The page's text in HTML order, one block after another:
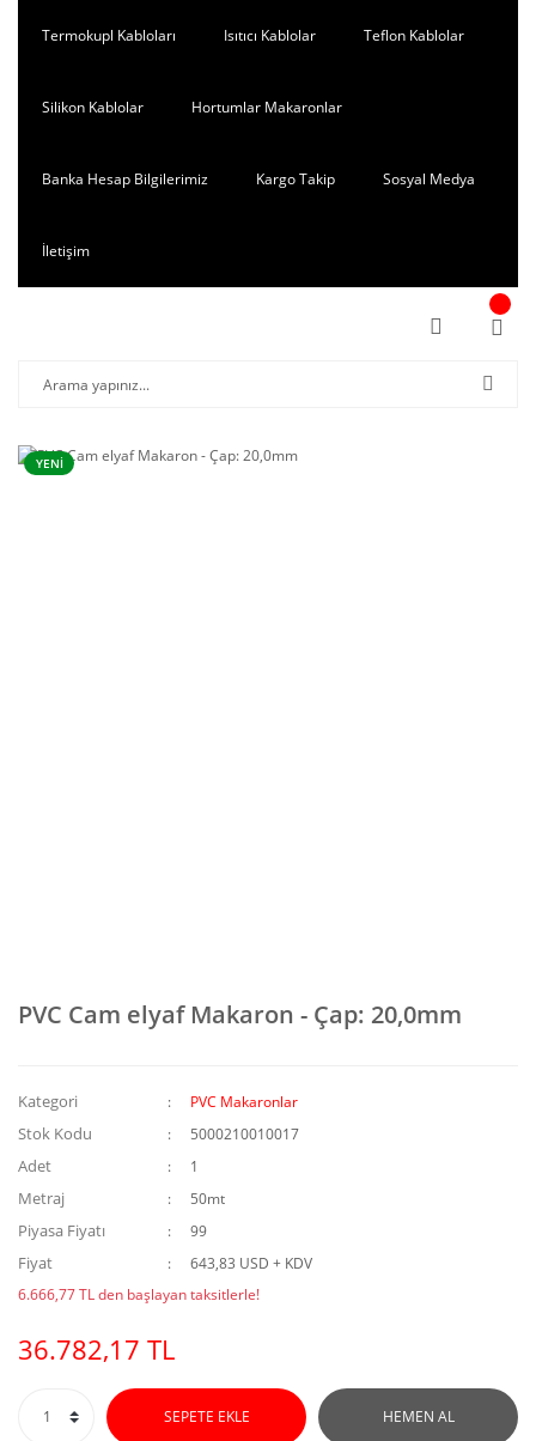
Termokupl Kabloları Isıtıcı Kablolar Teflon Kablolar
Silikon Kablolar Hortumlar Makaronlar
Banka Hesap Bilgilerimiz Kargo Takip Sosyal Medya
İletişim
YENİ
PVC Cam elyaf Makaron - Çap: 20,0mm
Kategori PVC Makaronlar
Stok Kodu 5000210010017
Adet 1
Metraj 50mt
Piyasa Fiyatı 99
Fiyat
643,83 USD + KDV
6.666,77 TL den başlayan taksitlerle!
36.782,17 TL
SEPETE EKLE HEMEN AL